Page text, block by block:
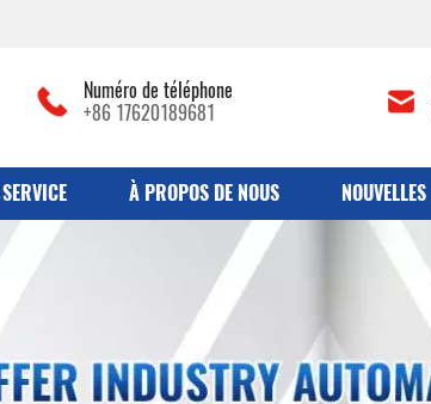
Numéro de téléphone
+86 17620189681
SERVICE À PROPOS DE NOUS NOUVELLES